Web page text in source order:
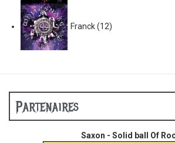
Franck(12)
Partenaires
Saxon - Solid ball Of